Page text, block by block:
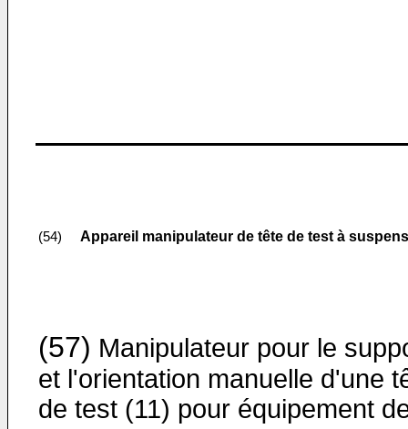
(54) Appareil manipulateur de tête de test à
(57) Manipulateur pour le
et l'orientation manuelle d'une
de test (11) pour équipement